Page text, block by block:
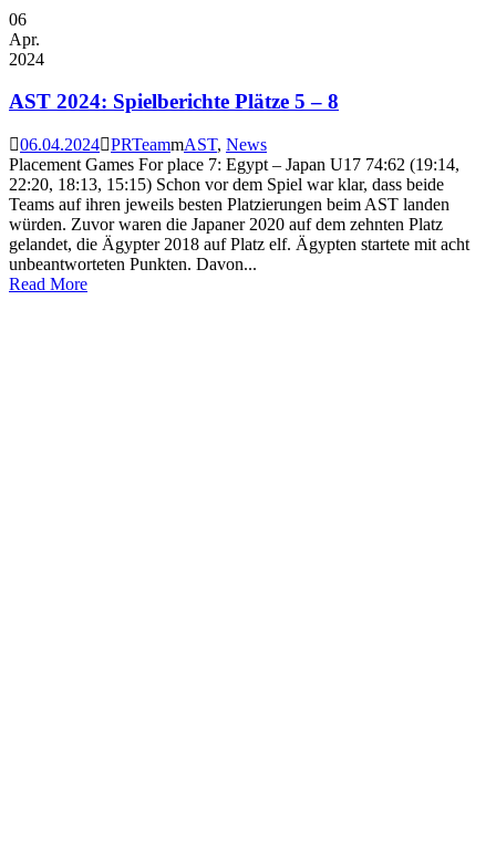
06
Apr.
2024
AST 2024: Spielberichte Plätze 5 – 8
06.04.2024 PRTeam AST, News
Placement Games For place 7: Egypt – Japan U17 74:62 (19:14,
22:20, 18:13, 15:15) Schon vor dem Spiel war klar, dass beide
Teams auf ihren jeweils besten Platzierungen beim AST landen
würden. Zuvor waren die Japaner 2020 auf dem zehnten Platz
gelandet, die Ägypter 2018 auf Platz elf. Ägypten startete mit acht
unbeantworteten Punkten. Davon...
Read More